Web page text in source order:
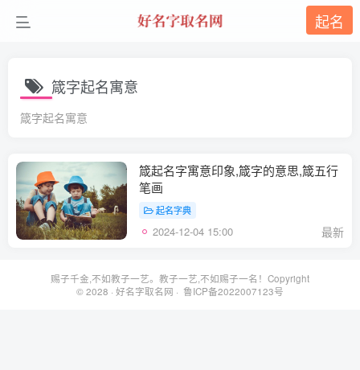
起名
箴字起名寓意
箴字起名寓意
箴起名字寓意印象,箴字的意思,箴五行
笔画
起名字典
2024-12-04 15:00 最新
赐子千金,不如教子一艺。教子一艺,不如赐子一名！Copyright
© 2028 · 好名字取名网 · 鲁ICP备2022007123号